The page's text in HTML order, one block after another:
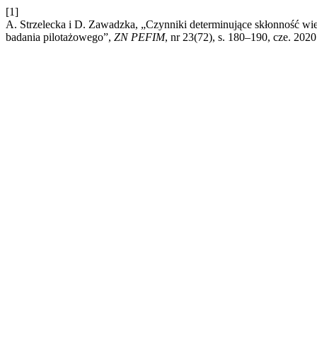
[1]
A. Strzelecka i D. Zawadzka, „Czynniki determinujące skłonność
badania pilotażowego”, ZN PEFIM, nr 23(72), s. 180–190, cze.